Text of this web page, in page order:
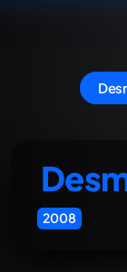
2008